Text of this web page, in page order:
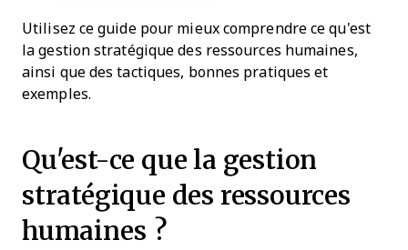
Utilisez ce guide pour mieux comprendre ce qu'est
la gestion stratégique des ressources humaines,
ainsi que des tactiques, bonnes pratiques et
exemples.
Qu'est-ce que la gestion
stratégique des ressources
humaines ?